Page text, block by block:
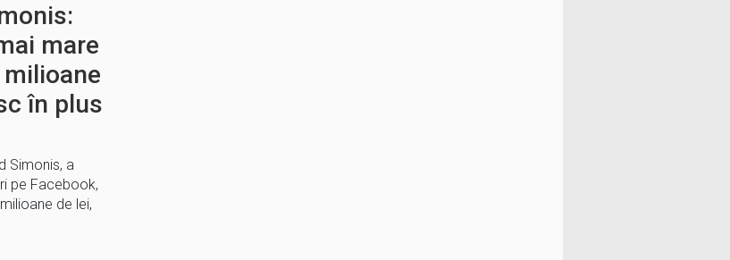
mare
în plus
Simonis, a
pe Facebook,
de lei,